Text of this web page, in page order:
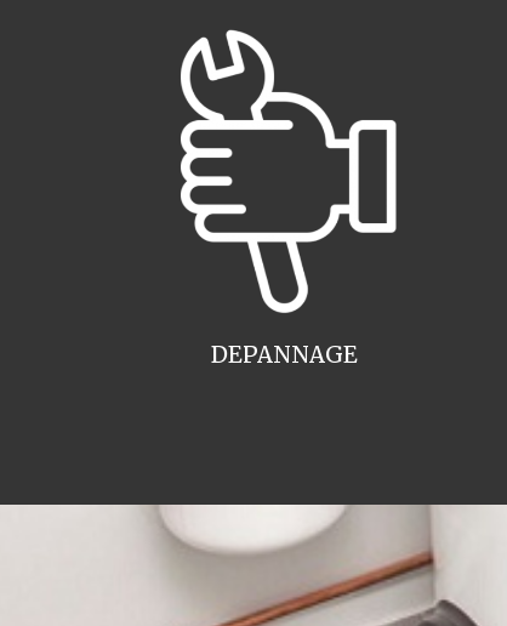
DEPANNAGE